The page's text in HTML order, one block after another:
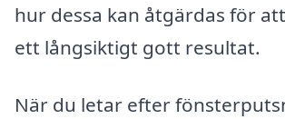
hur dessa kan åtgärdas för
ett långsiktigt gott resultat.
När du letar efter